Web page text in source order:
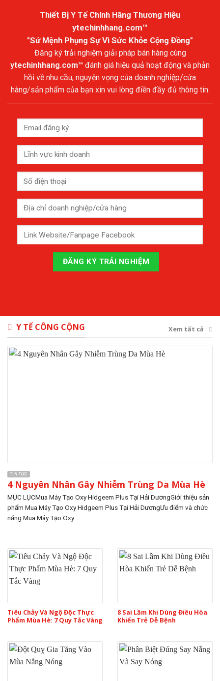
Thiết Bị Y Tế Chính Hãng Thương Hiệu
ytechinhhang.com™
"Sứ Mệnh Phụng Sự Vì Sức Khỏe Cộng Đồng"
Đăng ký trải nghiệm giải pháp bán hàng cùng
ytechinhhang.com™ đánh giá hiệu quả hoạt động và phản
hồi về nhu cầu, nguyện vọng của doanh nghiệp/cửa
hàng/sản phẩm của bạn xin vui lòng điền đầy đủ thông tin.
Y TẾ CÔNG CỘNG Xem tất cả
TIN TỨC
4 Nguyên Nhân Gây Nhiễm Trùng Da Mùa Hè
MỤC LỤCMua Máy Tạo Oxy Hidgeem Plus Tại Hải DươngGiới thiệu sản
phẩm Mua Máy Tạo Oxy Hidgeem Plus Tại Hải DươngƯu điểm và chức
năng Mua Máy Tạo Oxy...
Tiêu Chảy Và Ngộ Độc Thực
Phẩm Mùa Hè: 7 Quy Tắc Vàng
8 Sai Lầm Khi Dùng Điều Hòa
Khiến Trẻ Dễ Bệnh